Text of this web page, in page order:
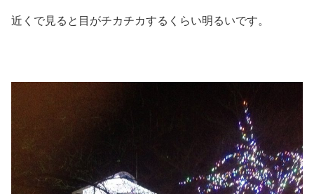
近くで見ると目がチカチカするくらい明るいです。